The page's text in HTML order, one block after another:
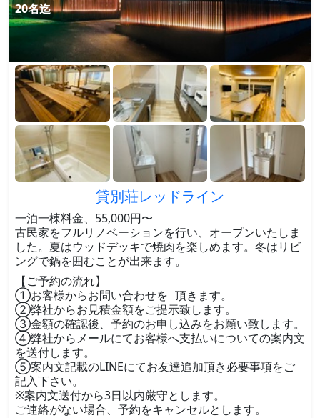
20名迄
貸別荘レッドライン
一泊一棟料金、55,000円〜
古民家をフルリノベーションを行い、オープンいたしま
した。夏はウッドデッキで焼肉を楽しめます。冬はリビ
ングで鍋を囲むことが出来ます。
【ご予約の流れ】
①お客様からお問い合わせを 頂きます。
②弊社からお見積金額をご提示致します。
③金額の確認後、予約のお申し込みをお願い致します。
④弊社からメールにてお客様へ支払いについての案内文
を送付します。
⑤案内文記載のLINEにてお友達追加頂き必要事項をご
記入下さい。
※案内文送付から3日以内厳守とします。
ご連絡がない場合、予約をキャンセルとします。